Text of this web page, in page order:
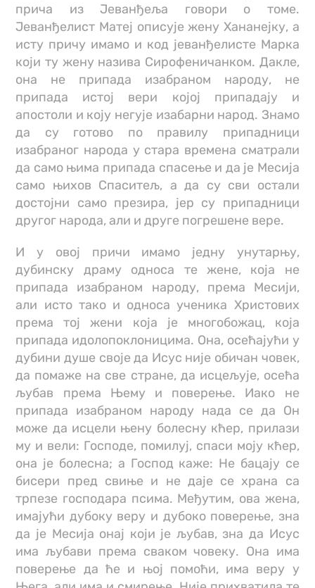
прича из Јеванђеља говори о томе.
Јеванђелист Матеј описује жену Хананејку, а
исту причу имамо и код јеванђелисте Марка
који ту жену назива Сирофеничанком. Дакле,
она не припада изабраном народу, не
припада истој вери којој припадају и
апостоли и коју негује изабарни народ. Знамо
да су готово по правилу припадници
изабраног народа у стара времена сматрали
да само њима припада спасење и да је Месија
само њихов Спаситељ, а да су сви остали
достојни само презира, јер су припадници
другог народа, али и друге погрешене вере.
И у овој причи имамо једну унутарњу,
дубинску драму односа те жене, која не
припада изабраном народу, према Месији,
али исто тако и односа ученика Христових
према тој жени која је многобожац, која
припада идолопоклоницима. Она, осећајући у
дубини душе своје да Исус није обичан човек,
да помаже на све стране, да исцељује, осећа
љубав према Њему и поверење. Иако не
припада изабраном народу нада се да Он
може да исцели њену болесну кћер, прилази
му и вели: Господе, помилуј, спаси моју кћер,
она је болесна; а Господ каже: Не бацају се
бисери пред свиње и не даје се храна са
трпезе господара псима. Међутим, ова жена,
имајући дубоку веру и дубоко поверење, зна
да је Месија онај који је љубав, зна да Исус
има љубави према сваком човеку. Она има
поверење да ће и њој помоћи, има веру у